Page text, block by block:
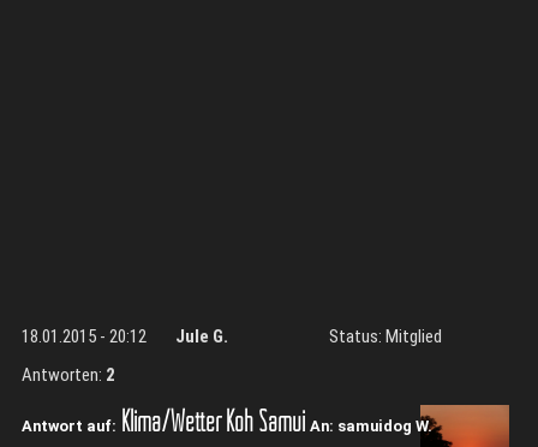
18.01.2015 - 20:12 Jule G.
Status: Mitglied
Antworten: 2
Antwort auf: Klima/Wetter Koh Samui An: samuidog W.